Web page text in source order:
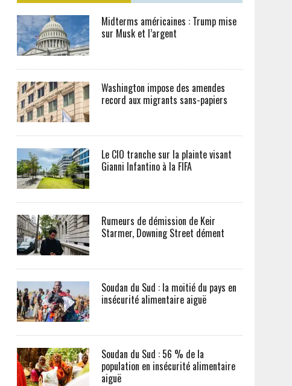
Midterms américaines : Trump mise
sur Musk et l’argent
Washington impose des amendes
record aux migrants sans-papiers
Le CIO tranche sur la plainte visant
Gianni Infantino à la FIFA
Rumeurs de démission de Keir
Starmer, Downing Street dément
Soudan du Sud : la moitié du pays en
insécurité alimentaire aiguë
Soudan du Sud : 56 % de la
population en insécurité alimentaire
aiguë